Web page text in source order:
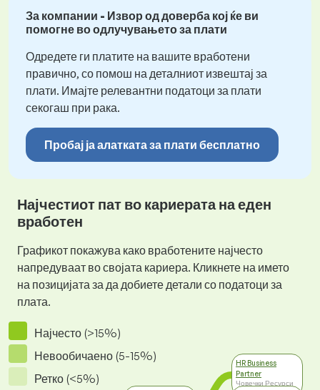
За компании - Извор од доверба кој ќе ви
помогне во одлучувањето за плати
Одредете ги платите на вашите вработени
правично, со помош на деталниот извештај за
плати. Имајте релевантни податоци за плати
секогаш при рака.
Пробај ја алатката за плати бесплатно
Најчестиот пат во кариерата на еден
вработен
Графикот покажува како вработените најчесто
напредуваат во својата кариера. Кликнете на името
на позицијата за да добиете детали со податоци за
плата.
Најчесто (>15%)
Невообичаено (5-15%)
Ретко (<5%)
HR Business
Partner
Човечки Ресурси